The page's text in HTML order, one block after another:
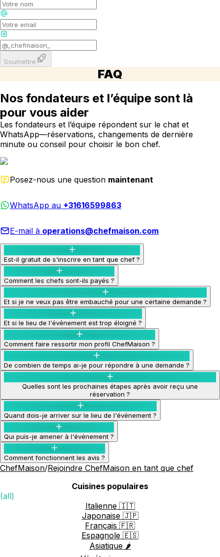
Soumettre
FAQ
Nos fondateurs et l’équipe sont là
pour vous aider
Les fondateurs et l’équipe répondent sur le chat et
WhatsApp—réservations, changements de dernière
minute ou conseil pour choisir le bon chef.
Posez-nous une question maintenant
WhatsApp au +31616599863
E-mail à operations@chefmaison.com
Est-il gratuit de s'inscrire en tant que chef ?
Comment les chefs sont-ils payés ?
Et si je ne veux pas être embauché pour une certaine demande ?
Et si le lieu de l'événement est trop éloigné ?
Comment faire ressortir mon profil ChefMaison ?
De combien de temps ai-je pour répondre à une demande ?
Quelles sont les prochaines étapes après avoir reçu une
réservation ?
Quand dois-je arriver sur le lieu de l'événement ?
Qui puis-je amener à l'événement ?
Comment fonctionnent les avis ?
ChefMaison/Rejoindre ChefMaison en tant que chef
Cuisines populaires
(all)
Italienne 🇮🇹
Japonaise 🇯🇵
Français 🇫🇷
Espagnole 🇪🇸
Asiatique 🌶️